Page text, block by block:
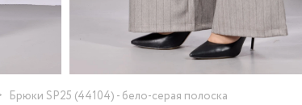
Брюки SP25 (44104) - бело-серая полоска